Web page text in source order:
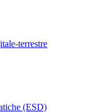
terrestre
(ESD)